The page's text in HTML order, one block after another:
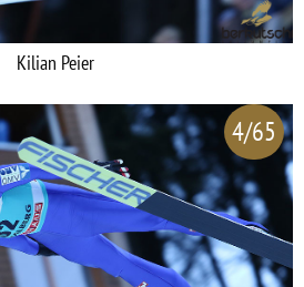
Kilian Peier
4/65